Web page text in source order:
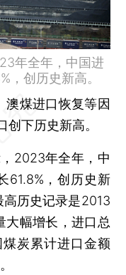
年全年，中国进
，创历史新高。
澳煤进口恢复等因
下历史新高。
2023年全年，中
61.8%，创历史新
历史记录是2013
大幅增长，进口总
炭累计进口金额